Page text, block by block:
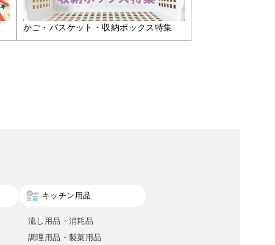
かご・バスケット・収納ボックス特集
キッチン用品
流し用品・消耗品
調理用品・製菓用品